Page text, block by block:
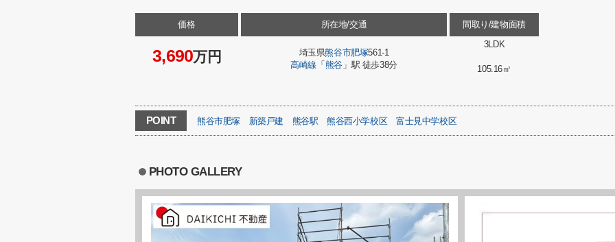
価格
3,690万円
所在地/交通
埼玉県熊谷市肥塚561-1
高崎線 「 熊谷」駅 徒歩38分
間取り/建物面積
3LDK
105.16㎡
POINT 熊谷市肥塚 新築戸建 熊谷駅 熊谷西小学校区 富士見中学校区
PHOTO GALLERY